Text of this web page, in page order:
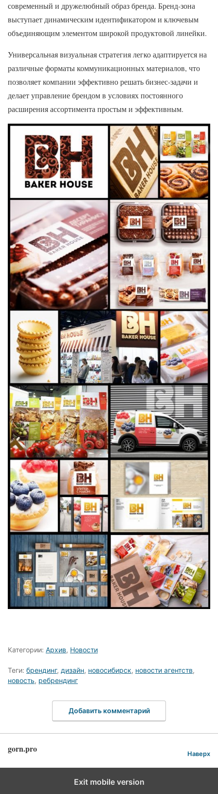
современный и дружелюбный образ бренда. Бренд-зона
выступает динамическим идентификатором и ключевым
объединяющим элементом широкой продуктовой линейки.
Универсальная визуальная стратегия легко адаптируется на
различные форматы коммуникационных материалов, что
позволяет компании эффективно решать бизнес-задачи и
делает управление брендом в условиях постоянного
расширения ассортимента простым и эффективным.
Категории: Архив, Новости
Теги: брендинг, дизайн, новосибирск, новости агентств,
новость, ребрендинг
Добавить комментарий
gorn.pro Наверх
Exit mobile version